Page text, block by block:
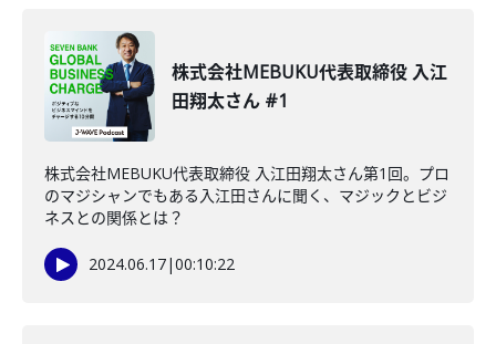
株式会社MEBUKU代表取締役 入江
田翔太さん #1
株式会社MEBUKU代表取締役 入江田翔太さん第1回。プロ
のマジシャンでもある入江田さんに聞く、マジックとビジ
ネスとの関係とは？
2024.06.17|00:10:22